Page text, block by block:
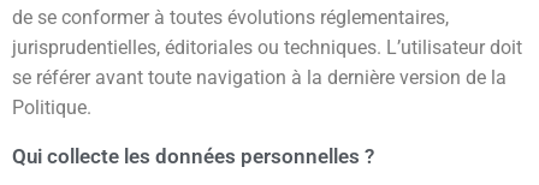
de se conformer à toutes évolutions réglementaires,
jurisprudentielles, éditoriales ou techniques. L’utilisateur doit
se référer avant toute navigation à la dernière version de la
Politique.
Qui collecte les données personnelles ?